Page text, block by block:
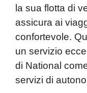
la sua flotta di
assicura ai
confortevole.
un servizio
di National
servizi di